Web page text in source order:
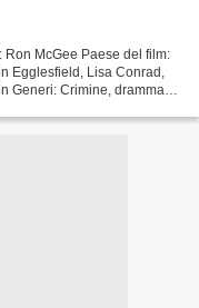
Ron McGee Paese del film:
Egglesfield, Lisa Conrad,
Generi: Crimine, dramma